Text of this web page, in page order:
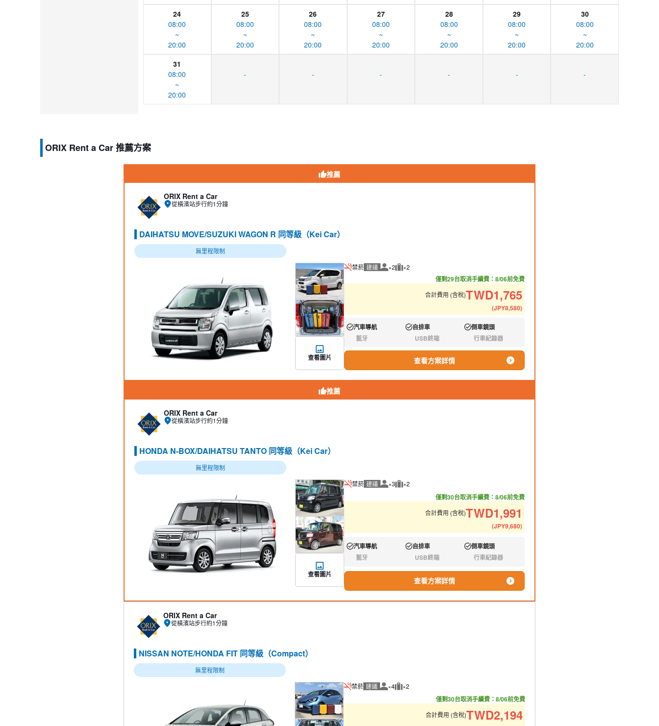
24
08:00
~
20:00
25
08:00
~
20:00
26
08:00
~
20:00
27
08:00
~
20:00
28
08:00
~
20:00
29
08:00
~
20:00
30
08:00
~
20:00
31
08:00
~
20:00
- - - - - -
ORIX Rent a Car 推薦方案
推薦
ORIX Rent a Car
從橫濱站步行約1分鐘
DAIHATSU MOVE/SUZUKI WAGON R 同等級（Kei Car）
無里程限制
查看圖片
禁菸 建議 建議人數
×2 建議行李數量
×2
僅剩29台取消手續費：8/06前免費
合計費用 (含稅)TWD1,765
(JPY8,580)
有:汽車導航 有:自排車 有:倒車鏡頭
藍牙 USB終端 行車紀錄器
查看方案詳情
推薦
ORIX Rent a Car
從橫濱站步行約1分鐘
HONDA N-BOX/DAIHATSU TANTO 同等級（Kei Car）
無里程限制
查看圖片
禁菸 建議 建議人數
×3 建議行李數量
×2
僅剩30台取消手續費：8/06前免費
合計費用 (含稅)TWD1,991
(JPY9,680)
有:汽車導航 有:自排車 有:倒車鏡頭
藍牙 USB終端 行車紀錄器
查看方案詳情
ORIX Rent a Car
從橫濱站步行約1分鐘
NISSAN NOTE/HONDA FIT 同等級（Compact）
無里程限制
禁菸 建議 建議人數
×4 建議行李數量
×2
僅剩30台取消手續費：8/06前免費
合計費用 (含稅)TWD2,194